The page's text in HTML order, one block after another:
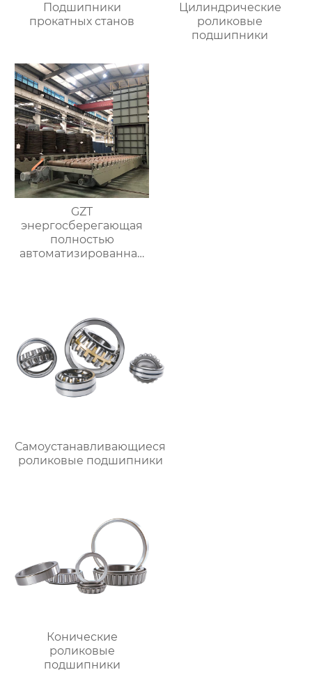
Подшипники
прокатных станов
Цилиндрические
роликовые
подшипники
GZT
энергосберегающая
полностью
автоматизированная
Самоустанавливающиеся
роликовые подшипники
Конические
роликовые
подшипники